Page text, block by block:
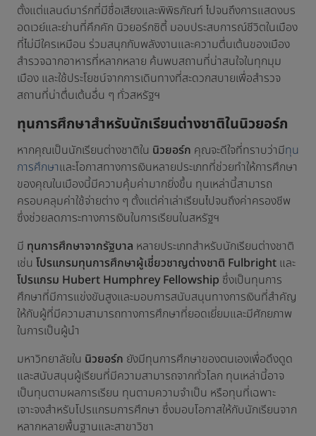
ตั้งแต่แลนด์มาร์กที่มีชื่อเสียงและพิพิธภัณฑ์ ไปจนถึงการแสดงบร
อดเวย์และย่านที่คึกคัก นิวยอร์กซิตี้ มอบประสบการณ์ชีวิตในเมือง
ที่ไม่มีใครเหมือน ร่วมสนุกกับพลังงานและความตื่นเต้นของเมือง
สำรวจฉากอาหารที่หลากหลาย ค้นพบสถานที่น่าสนใจในทุกมุม
เมือง และใช้ประโยชน์จากการเดินทางที่สะดวกสบายเพื่อสำรวจ
สถานที่น่าตื่นเต้นอื่น ๆ ทั่วสหรัฐฯ
ทุนการศึกษาสำหรับนักเรียนต่างชาติในนิวยอร์ก
หากคุณเป็นนักเรียนต่างชาติใน นิวยอร์ก คุณจะดีใจที่ทราบว่ามีทุน
การศึกษาและโอกาสทางการเงินหลายประเภทที่ช่วยทำให้การศึกษา
ของคุณในเมืองนี้มีความคุ้มค่ามากยิ่งขึ้น ทุนเหล่านี้สามารถ
ครอบคลุมค่าใช้จ่ายต่าง ๆ ตั้งแต่ค่าเล่าเรียนไปจนถึงค่าครองชีพ
ซึ่งช่วยลดภาระทางการเงินในการเรียนในสหรัฐฯ
มี ทุนการศึกษาจากรัฐบาล หลายประเภทสำหรับนักเรียนต่างชาติ
เช่น โปรแกรมทุนการศึกษาผู้เชี่ยวชาญต่างชาติ Fulbright และ
โปรแกรม Hubert Humphrey Fellowship ซึ่งเป็นทุนการ
ศึกษาที่มีการแข่งขันสูงและมอบการสนับสนุนทางการเงินที่สำคัญ
ให้กับผู้ที่มีความสามารถทางการศึกษาที่ยอดเยี่ยมและมีศักยภาพ
ในการเป็นผู้นำ
มหาวิทยาลัยใน นิวยอร์ก ยังมีทุนการศึกษาของตนเองเพื่อดึงดูด
และสนับสนุนผู้เรียนที่มีความสามารถจากทั่วโลก ทุนเหล่านี้อาจ
เป็นทุนตามผลการเรียน ทุนตามความจำเป็น หรือทุนที่เฉพาะ
เจาะจงสำหรับโปรแกรมการศึกษา ซึ่งมอบโอกาสให้กับนักเรียนจาก
หลากหลายพื้นฐานและสาขาวิชา